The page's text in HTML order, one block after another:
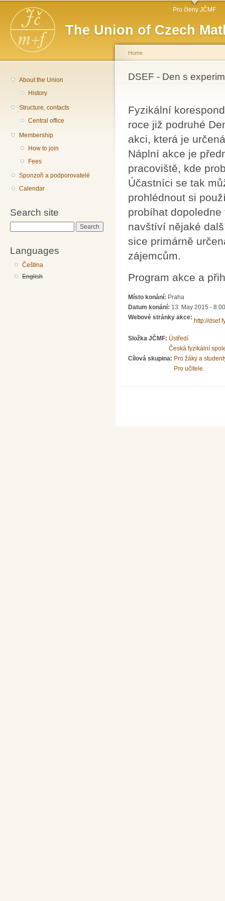
The Union of Czech
Main menu Pro členy JČMF
About the Union
History
Structure, contacts
Central office
Membership
How to join
Fees
Sponzoři a podporovatelé
Calendar
Search site
Languages
Čeština
English
You are here
Home
DSEF - Den s
Fyzikální
roce již podruhé
akci, která je
Náplní akce je
pracoviště, kde
Účastníci se tak
prohlédnout si
probíhat
navštíví nějaké
sice primárně
zájemcům.
Program akce a
Místo konání: Praha
Datum konání: 13. May 2015 - 8:00
Webové stránky akce:
http://
Složka JČMF: Ústředí
Česká fyzikální
Cílová skupina: Pro žáky a
Pro učitele.